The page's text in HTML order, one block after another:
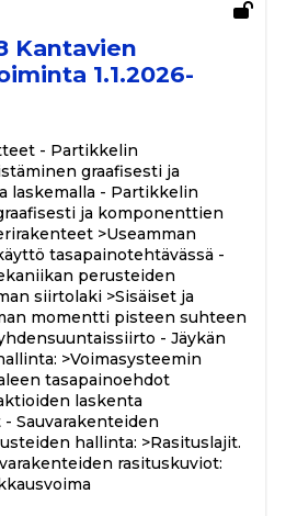
Kantavien
1.1.2026-
- Partikkelin
graafisesti ja
laskemalla - Partikkelin
ja komponenttien
>Useamman
tasapainotehtävässä -
perusteiden
siirtolaki >Sisäiset ja
momentti pisteen suhteen
- Jäykän
>Voimasysteemin
tasapainoehdot
laskenta
Sauvarakenteiden
hallinta: >Rasituslajit.
rasituskuviot: